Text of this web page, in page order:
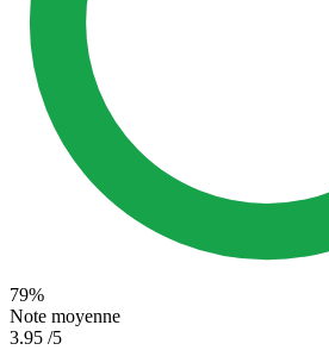
79%
Note moyenne
3.95 /5